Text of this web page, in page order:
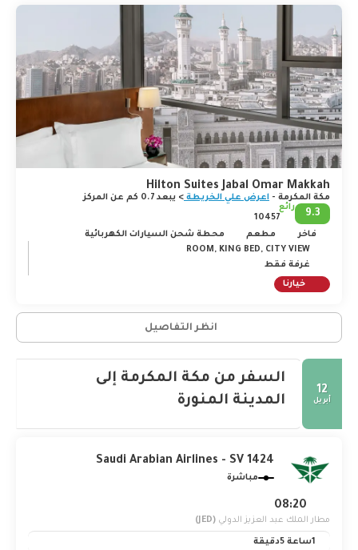
بنائها على يد سيدنا ابراهيم وابنه اسماعيل عليهما السلام. تضم
المواقع الرئيسية التي لا بد من زيارتها في مكّة جبل منى، وجبل
عرفات المعروف أيضاً بجبل الرحمة، وكهف جبل ثور، ومسجد
التنعيم، ووجود جميع هذه المواقع الأيقونية إسلامياً هو ما يجعل
منها أحد أهم الأماكن الروحية على سطح الأرض.
Hilton Suites Jabal Omar Makkah
مكة المكرمة - اعرض علي الخريطة > يبعد 0.7 كم عن المركز
9.3
رائع
10457
فاخر
مطعم
محطة شحن السيارات الكهربائية
ROOM, KING BED, CITY VIEW
غرفة فقط
خيارنا
انظر التفاصيل
12
أبريل
السفر من مكة المكرمة إلى
المدينة المنورة
Saudi Arabian Airlines - SV 1424
مباشرة
08:20
مطار الملك عبد العزيز الدولي (JED)